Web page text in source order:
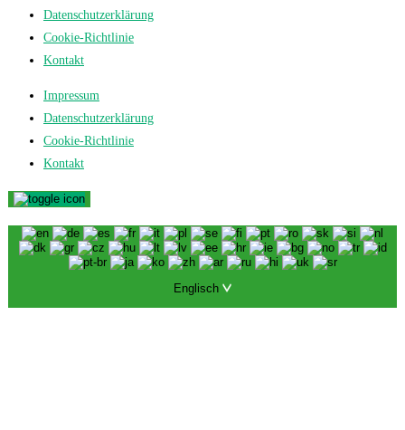
Datenschutzerklärung
Cookie-Richtlinie
Kontakt
Impressum
Datenschutzerklärung
Cookie-Richtlinie
Kontakt
Englisch